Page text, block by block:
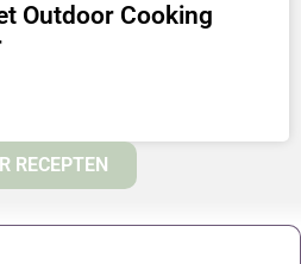
Outdoor Cooking
RECEPTEN